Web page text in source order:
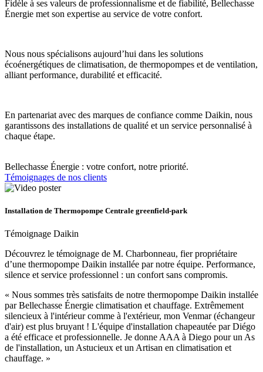
Fidèle à ses valeurs de professionnalisme et de fiabilité, Bellechasse
Énergie met son expertise au service de votre confort.
Nous nous spécialisons aujourd’hui dans les solutions
écoénergétiques de climatisation, de thermopompes et de ventilation,
alliant performance, durabilité et efficacité.
En partenariat avec des marques de confiance comme Daikin, nous
garantissons des installations de qualité et un service personnalisé à
chaque étape.
Bellechasse Énergie : votre confort, notre priorité.
Témoignages de nos clients
Installation de Thermopompe Centrale greenfield-park
Témoignage Daikin
Découvrez le témoignage de M. Charbonneau, fier propriétaire
d’une thermopompe Daikin installée par notre équipe. Performance,
silence et service professionnel : un confort sans compromis.
« Nous sommes très satisfaits de notre thermopompe Daikin installée
par Bellechasse Énergie climatisation et chauffage. Extrêmement
silencieux à l'intérieur comme à l'extérieur, mon Venmar (échangeur
d'air) est plus bruyant ! L'équipe d'installation chapeautée par Diégo
a été efficace et professionnelle. Je donne AAA à Diego pour un As
de l'installation, un Astucieux et un Artisan en climatisation et
chauffage. »